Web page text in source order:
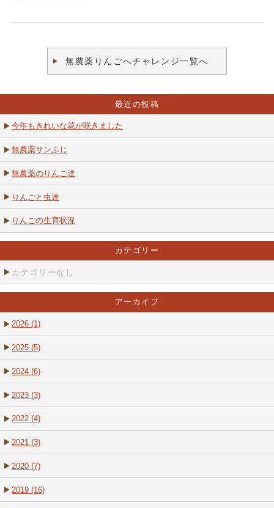
無農薬りんごへチャレンジ一覧へ
最近の投稿
今年もきれいな花が咲きました
無農薬サンふじ
無農薬のりんご達
りんごと虫達
りんごの生育状況
カテゴリー
カテゴリーなし
アーカイブ
2026 (1)
2025 (5)
2024 (6)
2023 (3)
2022 (4)
2021 (3)
2020 (7)
2019 (16)